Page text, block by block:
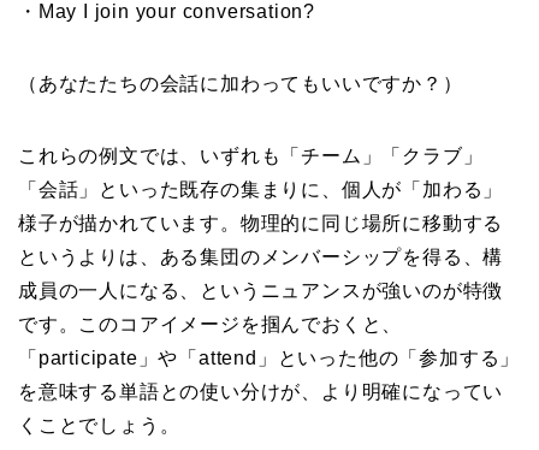
・May I join your conversation?
（あなたたちの会話に加わってもいいですか？）
これらの例文では、いずれも「チーム」「クラブ」
「会話」といった既存の集まりに、個人が「加わる」
様子が描かれています。物理的に同じ場所に移動する
というよりは、ある集団のメンバーシップを得る、構
成員の一人になる、というニュアンスが強いのが特徴
です。このコアイメージを掴んでおくと、
「participate」や「attend」といった他の「参加する」
を意味する単語との使い分けが、より明確になってい
くことでしょう。